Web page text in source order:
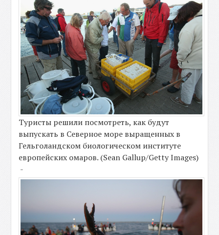
Туристы решили посмотреть, как будут
выпускать в Северное море выращенных в
Гельголандском биологическом институте
европейских омаров. (Sean Gallup/Getty Images)
-